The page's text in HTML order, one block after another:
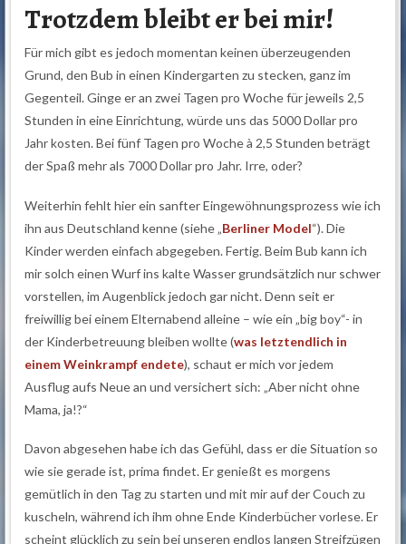
Trotzdem bleibt er bei mir!
Für mich gibt es jedoch momentan keinen überzeugenden
Grund, den Bub in einen Kindergarten zu stecken, ganz im
Gegenteil. Ginge er an zwei Tagen pro Woche für jeweils 2,5
Stunden in eine Einrichtung, würde uns das 5000 Dollar pro
Jahr kosten. Bei fünf Tagen pro Woche à 2,5 Stunden beträgt
der Spaß mehr als 7000 Dollar pro Jahr. Irre, oder?
Weiterhin fehlt hier ein sanfter Eingewöhnungsprozess wie ich
ihn aus Deutschland kenne (siehe „Berliner Model“). Die
Kinder werden einfach abgegeben. Fertig. Beim Bub kann ich
mir solch einen Wurf ins kalte Wasser grundsätzlich nur schwer
vorstellen, im Augenblick jedoch gar nicht. Denn seit er
freiwillig bei einem Elternabend alleine – wie ein „big boy“- in
der Kinderbetreuung bleiben wollte (was letztendlich in
einem Weinkrampf endete), schaut er mich vor jedem
Ausflug aufs Neue an und versichert sich: „Aber nicht ohne
Mama, ja!?“
Davon abgesehen habe ich das Gefühl, dass er die Situation so
wie sie gerade ist, prima findet. Er genießt es morgens
gemütlich in den Tag zu starten und mit mir auf der Couch zu
kuscheln, während ich ihm ohne Ende Kinderbücher vorlese. Er
scheint glücklich zu sein bei unseren endlos langen Streifzügen